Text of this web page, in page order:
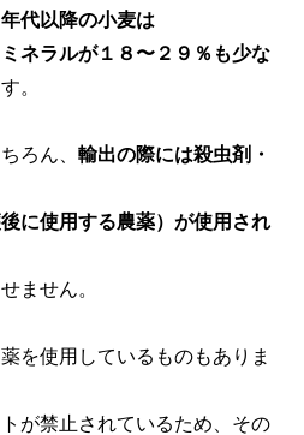
代以降の小麦は
ネラルが１８〜２９％も少な
。
ろん、 輸出の際には殺虫剤・
に使用する農薬）が使用され
ません。
を使用しているものもありま
が禁止されているため、その